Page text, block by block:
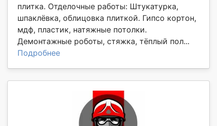
плитка. Отделочные работы: Штукатурка,
шпаклёвка, облицовка плиткой. Гипсо кортон,
мдф, пластик, натяжные потолки.
Демонтажные роботы, стяжка, тёплый пол...
Подробнее